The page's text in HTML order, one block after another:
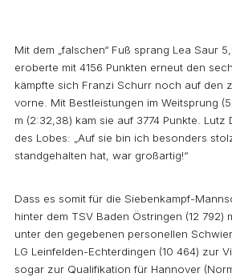
Mit dem „falschen“ Fuß sprang Lea Saur
eroberte mit 4156 Punkten erneut den
kämpfte sich Franzi Schurr noch auf den
vorne. Mit Bestleistungen im Weitsprung
m (2:32,38) kam sie auf 3774 Punkte.
des Lobes: „Auf sie bin ich besonders
standgehalten hat, war großartig!“
Dass es somit für die Siebenkampf-
hinter dem TSV Baden Östringen (12 792)
unter den gegebenen personellen
LG Leinfelden-Echterdingen (10 464) zur
sogar zur Qualifikation für Hannover